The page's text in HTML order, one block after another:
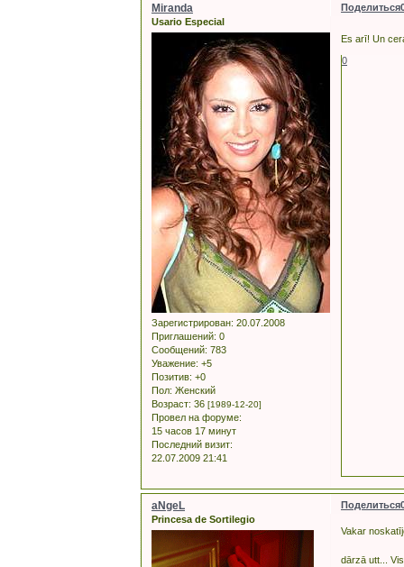
Поделиться
Miranda
Usario Especial
Зарегистрирован: 20.07.2008
Приглашений: 0
Сообщений: 783
Уважение: +5
Позитив: +0
Пол: Женский
Возраст: 36 [1989-12-20]
Провел на форуме:
15 часов 17 минут
Последний визит:
22.07.2009 21:41
Es arī! Un
0
Поделиться
aNgeL
Princesa de Sortilegio
Vakar
dārzā utt...